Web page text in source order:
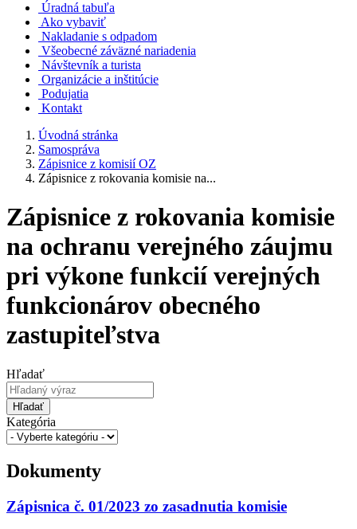
Úradná tabuľa
Ako vybaviť
Nakladanie s odpadom
Všeobecné záväzné nariadenia
Návštevník a turista
Organizácie a inštitúcie
Podujatia
Kontakt
Úvodná stránka
Samospráva
Zápisnice z komisií OZ
Zápisnice z rokovania komisie na...
Zápisnice z rokovania komisie
na ochranu verejného záujmu
pri výkone funkcií verejných
funkcionárov obecného
zastupiteľstva
Hľadať
Hľadať
Kategória
Dokumenty
Zápisnica č. 01/2023 zo zasadnutia komisie